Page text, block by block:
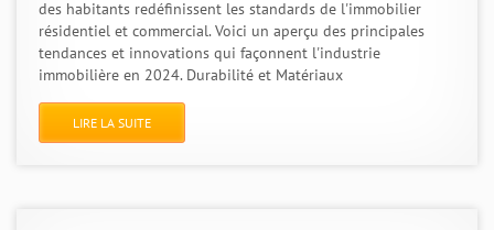
des habitants redéfinissent les standards de l'immobilier
résidentiel et commercial. Voici un aperçu des principales
tendances et innovations qui façonnent l'industrie
immobilière en 2024. Durabilité et Matériaux
LIRE LA SUITE